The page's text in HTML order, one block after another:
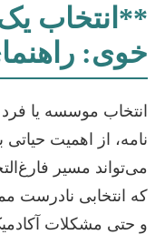
**انتخاب
خوی:
انتخاب موسسه یا
نامه، از اهمیت
می‌تواند مسیر
که انتخابی نادرست
و حتی مشکلات